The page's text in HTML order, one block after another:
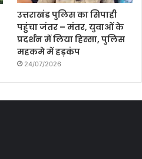
उत्तराखंड पुलिस का सिपाही
पहुंचा जंतर – मंतर, युवाओं के
प्रदर्शन में लिया हिस्सा, पुलिस
महकमे में हड़कंप
24/07/2026